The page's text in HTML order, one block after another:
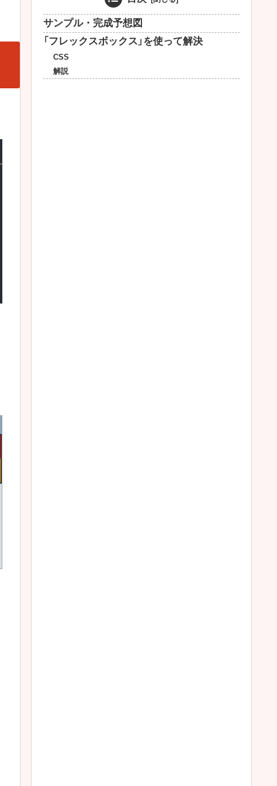
サンプル・完成予想図
「フレックスボックス」を使って解決
CSS
解説